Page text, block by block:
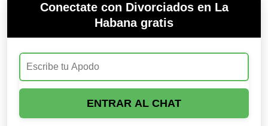
Conectate con Divorciados en La
Habana gratis
ENTRAR AL CHAT